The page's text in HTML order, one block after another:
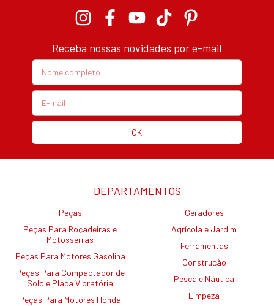
Receba nossas novidades por e-mail
DEPARTAMENTOS
Peças
Peças Para Roçadeiras e
Motosserras
Peças Para Motores Gasolina
Peças Para Compactador de
Solo e Placa Vibratória
Peças Para Motores Honda
Geradores
Agrícola e Jardim
Ferramentas
Construção
Pesca e Náutica
Limpeza